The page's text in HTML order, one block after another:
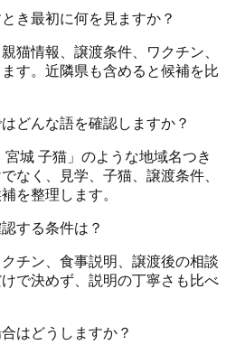
き最初に何を見ますか？
猫情報、譲渡条件、ワクチン、
す。近隣県も含めると候補を比
どんな語を確認しますか？
城 子猫」のような地域名つき
なく、見学、子猫、譲渡条件、
を整理します。
する条件は？
チン、食事説明、譲渡後の相談
で決めず、説明の丁寧さも比べ
はどうしますか？